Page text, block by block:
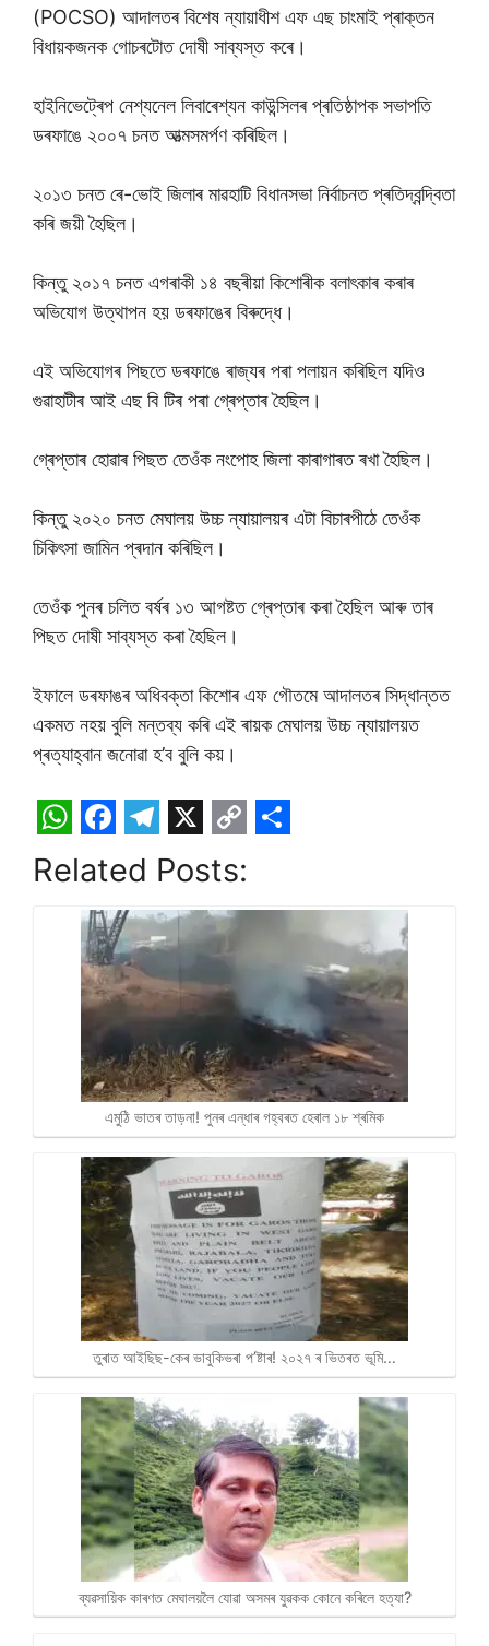
(POCSO) আদালতৰ বিশেষ ন্যায়াধীশ এফ এছ চাংমাই প্ৰাক্তন
বিধায়কজনক গোচৰটোত দোষী সাব্যস্ত কৰে।
হাইনিভেট্ৰেপ নেশ্যনেল লিবাৰেশ্যন কাউন্সিলৰ প্ৰতিষ্ঠাপক সভাপতি
ডৰফাঙে ২০০৭ চনত আত্মসমৰ্পণ কৰিছিল।
২০১৩ চনত ৰে-ভোই জিলাৰ মাৱহাটি বিধানসভা নিৰ্বাচনত প্ৰতিদ্বন্দ্বিতা
কৰি জয়ী হৈছিল।
কিন্তু ২০১৭ চনত এগৰাকী ১৪ বছৰীয়া কিশোৰীক বলাৎকাৰ কৰাৰ
অভিযোগ উত্থাপন হয় ডৰফাঙেৰ বিৰুদ্ধে।
এই অভিযোগৰ পিছতে ডৰফাঙে ৰাজ্যৰ পৰা পলায়ন কৰিছিল যদিও
গুৱাহাটীৰ আই এছ বি টিৰ পৰা গ্ৰেপ্তাৰ হৈছিল।
গ্ৰেপ্তাৰ হোৱাৰ পিছত তেওঁক নংপোহ জিলা কাৰাগাৰত ৰখা হৈছিল।
কিন্তু ২০২০ চনত মেঘালয় উচ্চ ন্যায়ালয়ৰ এটা বিচাৰপীঠে তেওঁক
চিকিৎসা জামিন প্ৰদান কৰিছিল।
তেওঁক পুনৰ চলিত বৰ্ষৰ ১৩ আগষ্টত গ্ৰেপ্তাৰ কৰা হৈছিল আৰু তাৰ
পিছত দোষী সাব্যস্ত কৰা হৈছিল।
ইফালে ডৰফাঙৰ অধিবক্তা কিশোৰ এফ গৌতমে আদালতৰ সিদ্ধান্তত
একমত নহয় বুলি মন্তব্য কৰি এই ৰায়ক মেঘালয় উচ্চ ন্যায়ালয়ত
প্ৰত্যাহ্বান জনোৱা হ’ব বুলি কয়।
W
h
F
a
c
e
b
o
o
k
T
e
l
e
g
r
a
m
X
C
o
p
y
L
i
n
k
a
Related Posts:
এমুঠি ভাতৰ তাড়না! পুনৰ এন্ধাৰ গহ্বৰত হেৰাল ১৮ শ্ৰমিক
তুৰাত আইছিছ-কেৰ ভাবুকিভৰা প’ষ্টাৰ! ২০২৭ ৰ ভিতৰত ভূমি…
ব্যৱসায়িক কাৰণত মেঘালয়লৈ যোৱা অসমৰ যুৱকক কোনে কৰিলে হত্যা?